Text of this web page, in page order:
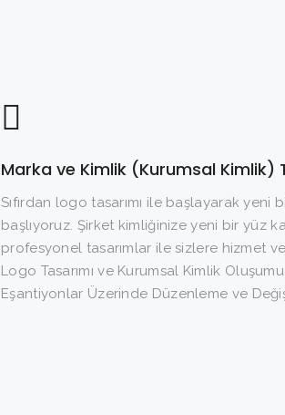
Marka ve Kimlik (Kurumsal Kimlik)
Sıfırdan logo tasarımı ile başlayarak yeni
başlıyoruz. Şirket kimliğinize yeni bir yüz
profesyonel tasarımlar ile sizlere hizmet
Logo Tasarımı ve Kurumsal Kimlik
Eşantiyonlar Üzerinde Düzenleme ve